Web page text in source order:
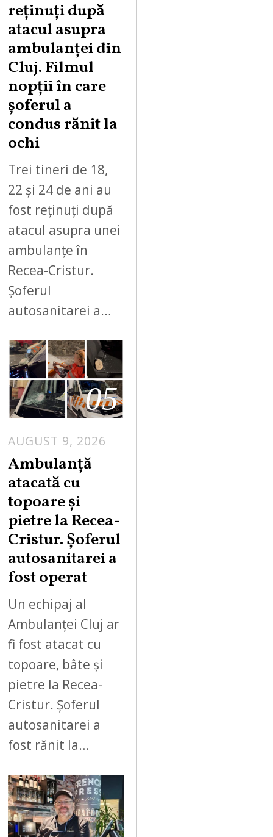
reținuți după
atacul asupra
ambulanței din
Cluj. Filmul
nopții în care
șoferul a
condus rănit la
ochi
Trei tineri de 18,
22 și 24 de ani au
fost reținuți după
atacul asupra unei
ambulanțe în
Recea-Cristur.
Șoferul
autosanitarei a…
05
AUGUST 9, 2026
Ambulanță
atacată cu
topoare și
pietre la Recea-
Cristur. Șoferul
autosanitarei a
fost operat
Un echipaj al
Ambulanței Cluj ar
fi fost atacat cu
topoare, bâte și
pietre la Recea-
Cristur. Șoferul
autosanitarei a
fost rănit la…